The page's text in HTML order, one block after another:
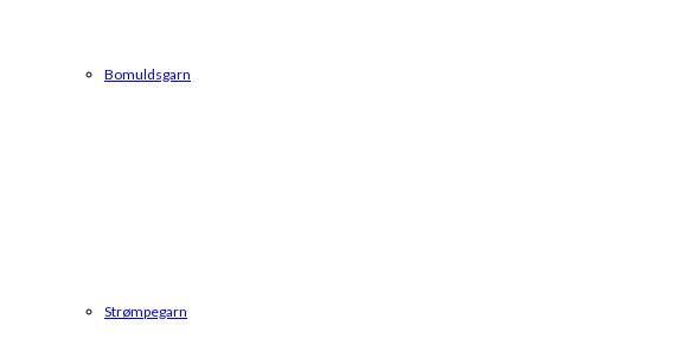
Bomuldsgarn
Strømpegarn